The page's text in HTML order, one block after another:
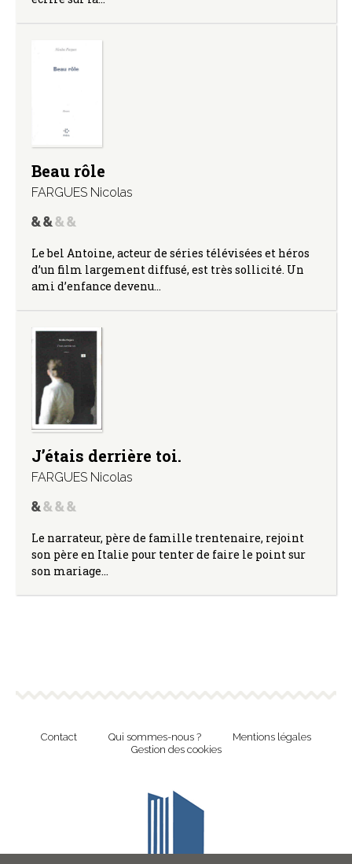
Beau rôle
FARGUES Nicolas
Le bel Antoine, acteur de séries télévisées et héros
d’un film largement diffusé, est très sollicité. Un
ami d’enfance devenu…
J’étais derrière toi.
FARGUES Nicolas
Le narrateur, père de famille trentenaire, rejoint
son père en Italie pour tenter de faire le point sur
son mariage…
Contact Qui sommes-nous ?
Mentions légales
Gestion des cookies